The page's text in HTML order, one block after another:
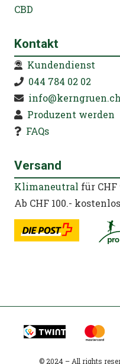
CBD
Kontakt
Kundendienst
044 784 02 02
info@kerngruen.ch
Produzent werden
FAQs
Versand
Klimaneutral für CHF
Ab CHF 100.-
© 2024 – All rights